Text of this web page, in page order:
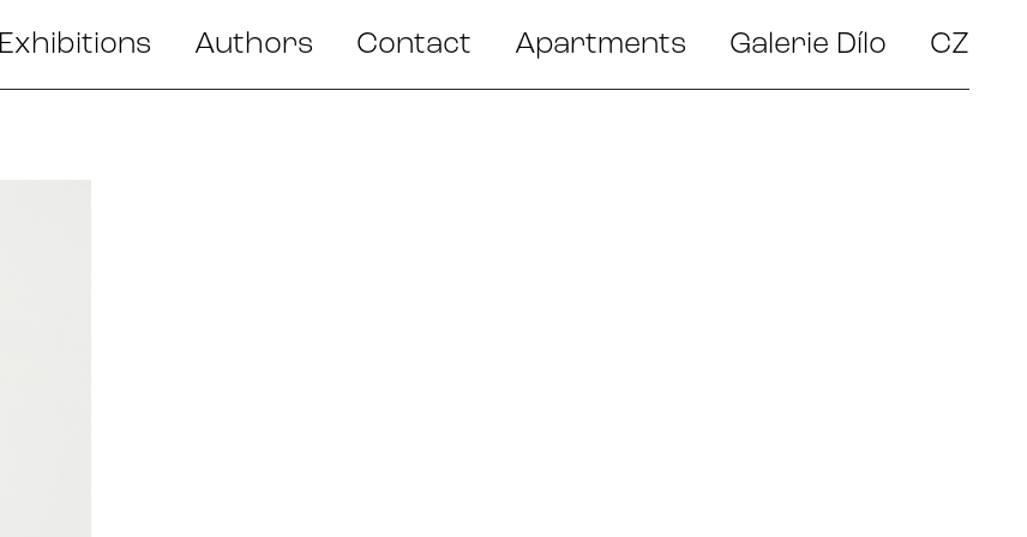
Exhibitions Authors Contact Apartments Galerie Dílo CZ